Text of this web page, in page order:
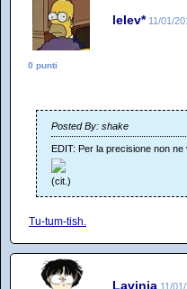
lelev* 11/01/
0 punti
Posted By: shake
EDIT: Per la precisione non ne
(cit.)
Tu-tum-tish.
Lavinia 11/